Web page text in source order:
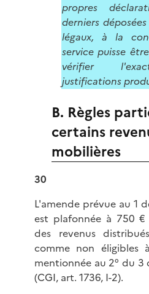
propres
derniers
légaux, à la
service puisse
vérifier
justifications
B. Règles
certains
mobilières
30
L'amende prévue au 1
est plafonnée à 750
des revenus
comme non
mentionnée au 2° du 3
(CGI, art. 1736, I-2).